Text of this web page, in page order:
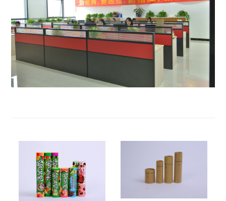
tarifa de la muestra se reembolsará de acuerdo con el monto del pedido;
3) las muestras se enviarán en un plazo de 4 días.
5. ¿Cuánto tiempo se enviará?
Por lo general, se entrega dentro de los 9 a 13 días hábiles posteriores al
documento. Si su pedido es urgente, ajustaremos el cronograma de
seguimiento del proceso de producción por usted.
6. ¿Cuál es la cantidad mínima de pedido del producto?
La cantidad de pedido general para un producto es de 500 unidades.
Sí, normalmente ofrecemos precio FOB/CIF. El costo de envío y las